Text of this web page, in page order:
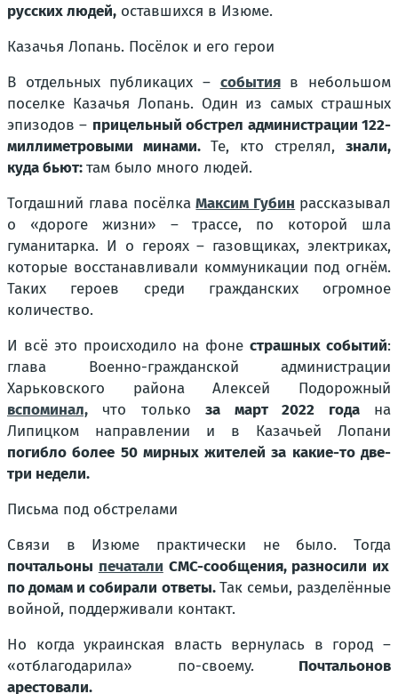
русских людей, оставшихся в Изюме.
Казачья Лопань. Посёлок и его герои
В отдельных публикацих – событияв небольшом
поселке Казачья Лопань. Один из самых страшных
эпизодов – прицельный обстрел администрации 122-
миллиметровыми минами. Те, кто стрелял, знали,
куда бьют:там было много людей.
Тогдашний глава посёлкаМаксим Губин рассказывал
о «дороге жизни» – трассе, по которой шла
гуманитарка. И о героях – газовщиках, электриках,
которые восстанавливали коммуникации под огнём.
Таких героев среди гражданских огромное
количество.
И всё это происходило на фонестрашных событий:
глава Военно-гражданской администрации
Харьковского района Алексей Подорожный
вспоминал, что толькоза март 2022 годана
Липицком направлении и в Казачьей Лопани
погибло более 50 мирных жителей за какие-то две-
три недели.
Письма под обстрелами
Связи в Изюме практически не было. Тогда
почтальоны печатали СМС-сообщения, разносили их
по домам и собирали ответы.Так семьи, разделённые
войной, поддерживали контакт.
Но когда украинская власть вернулась в город –
«отблагодарила» по-своему. Почтальонов
арестовали.